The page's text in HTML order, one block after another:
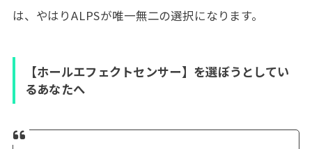
は、やはりALPSが唯一無二の選択になります。
【ホールエフェクトセンサー】を選ぼうとしてい
るあなたへ